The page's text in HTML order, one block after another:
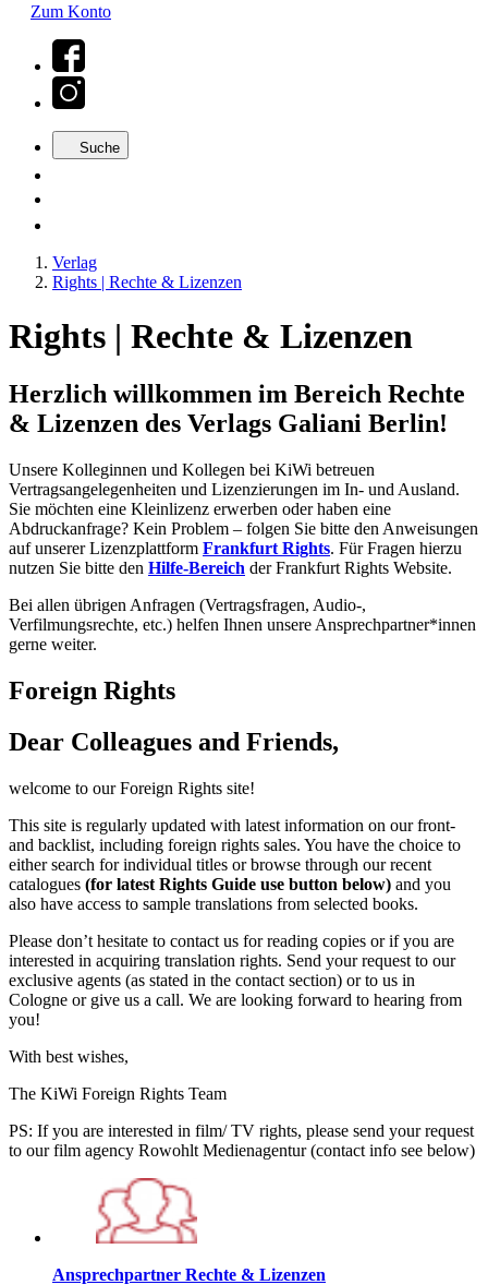
Zum Konto
Suche
Verlag
Rights | Rechte & Lizenzen
Rights | Rechte & Lizenzen
Herzlich willkommen im Bereich Rechte
& Lizenzen des Verlags Galiani Berlin!
Unsere Kolleginnen und Kollegen bei KiWi betreuen
Vertragsangelegenheiten und Lizenzierungen im In- und Ausland.
Sie möchten eine Kleinlizenz erwerben oder haben eine
Abdruckanfrage? Kein Problem – folgen Sie bitte den Anweisungen
auf unserer Lizenzplattform Frankfurt Rights. Für Fragen hierzu
nutzen Sie bitte den Hilfe-Bereich der Frankfurt Rights Website.
Bei allen übrigen Anfragen (Vertragsfragen, Audio-,
Verfilmungsrechte, etc.) helfen Ihnen unsere Ansprechpartner*innen
gerne weiter.
Foreign Rights
Dear Colleagues and Friends,
welcome to our Foreign Rights site!
This site is regularly updated with latest information on our front-
and backlist, including foreign rights sales. You have the choice to
either search for individual titles or browse through our recent
catalogues (for latest Rights Guide use button below) and you
also have access to sample translations from selected books.
Please don’t hesitate to contact us for reading copies or if you are
interested in acquiring translation rights. Send your request to our
exclusive agents (as stated in the contact section) or to us in
Cologne or give us a call. We are looking forward to hearing from
you!
With best wishes,
The KiWi Foreign Rights Team
PS: If you are interested in film/ TV rights, please send your request
to our film agency Rowohlt Medienagentur (contact info see below)
Ansprechpartner Rechte & Lizenzen